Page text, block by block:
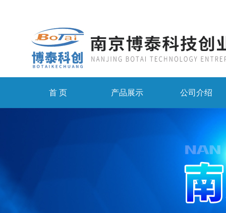
首 页 产品展示 公司介绍